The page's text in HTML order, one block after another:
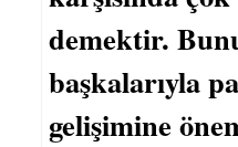
demektir.
başkalarıyla
gelişimine